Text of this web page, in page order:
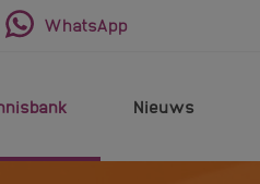
WhatsApp
Nieuws